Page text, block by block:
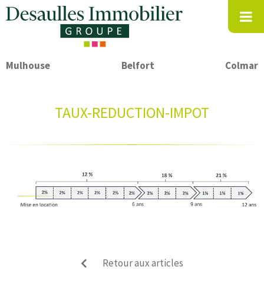
Mulhouse Belfort Colmar
TAUX-REDUCTION-IMPOT
Retour aux articles